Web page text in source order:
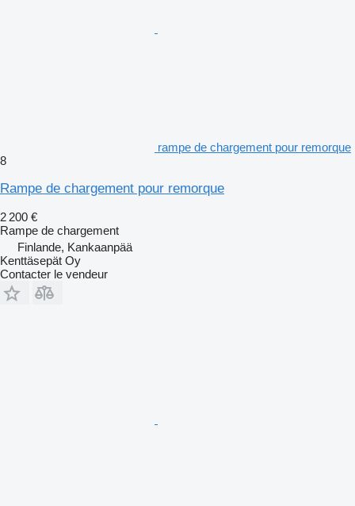
rampe de chargement pour remorque
8
Rampe de chargement pour remorque
2 200 €
Rampe de chargement
Finlande, Kankaanpää
Kenttäsepät Oy
Contacter le vendeur